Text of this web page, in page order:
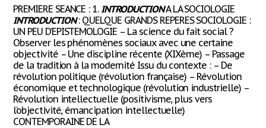
PREMIERE SEANCE : 1.INTRODUCTIONA LA SOCIOLOGIE
INTRODUCTION: QUELQUE GRANDS REPERES SOCIOLOGIE :
UN PEU D’EPISTEMOLOGIE – La science du fait social ?
Observer les phénomènes sociaux avec une certaine
objectivité – Une discipline récente (XIXème) – Passage
de la tradition à la modernité Issu du contexte : – De
révolution politique (révolution française) – Révolution
économique et technologique (révolution industrielle) –
Révolution intellectuelle (positivisme, plus vers
l’objectivité, émancipation intellectuelle)
CONTEMPORAINE DE LA